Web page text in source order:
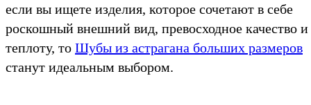
если вы ищете изделия, которое сочетают в себе
роскошный внешний вид, превосходное качество и
теплоту, то Шубы из астрагана больших размеров
станут идеальным выбором.